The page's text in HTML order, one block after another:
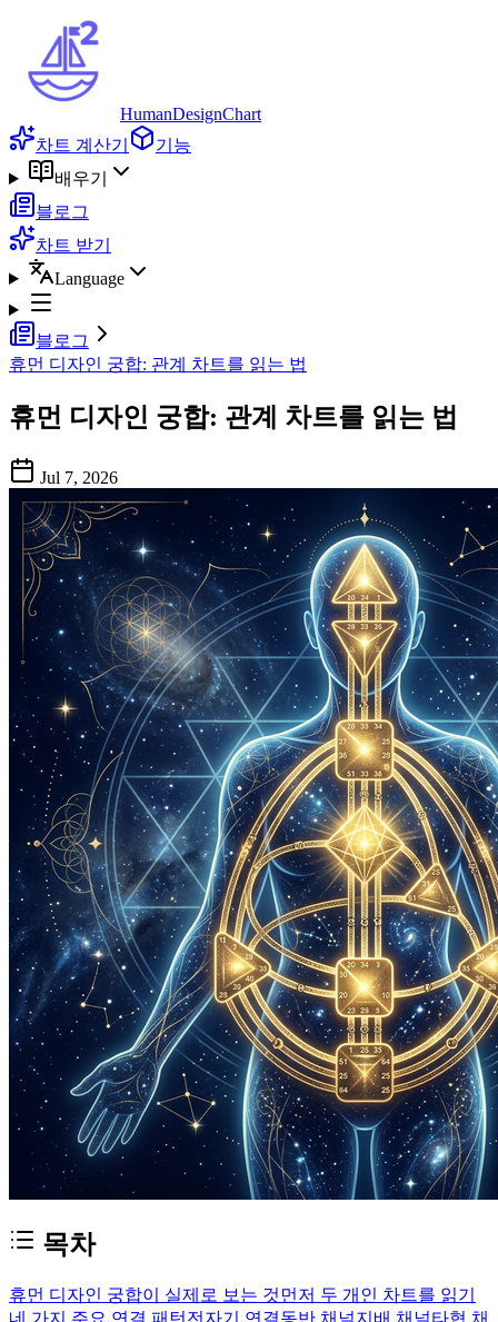
HumanDesignChart
차트 계산기
기능
배우기
블로그
차트 받기
Language
블로그
휴먼 디자인 궁합: 관계 차트를 읽는 법
휴먼 디자인 궁합: 관계 차트를 읽는 법
Jul 7, 2026
목차
휴먼 디자인 궁합이 실제로 보는 것 먼저 두 개인 차트를 읽기
네 가지 주요 연결 패턴 전자기 연결동반 채널지배 채널타협 채